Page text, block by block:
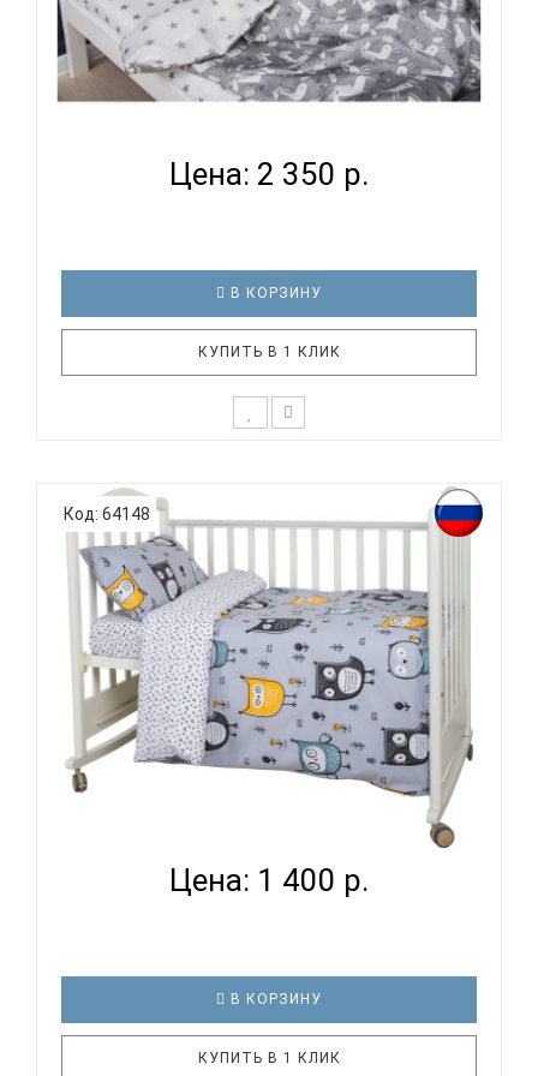
ВОМБАТИК CLASSIC COLLECTION ЕДИНОРОЖКИ -
Цена: 2 350 р.
В КОРЗИНУ
КУПИТЬ В 1 КЛИК
родитель подходит очень основательно. Ведь
ребенок большую часть времени проводит в
кровати. И натуральность тканей, нежный и
веселый рисунок, высокая устойчивость к частым
стиркам – очень важные параметр..
Код: 64148
ВОМБАТИК CLASSIC COLLECTION СОВЯТА -
Цена: 1 400 р.
В КОРЗИНУ
КУПИТЬ В 1 КЛИК